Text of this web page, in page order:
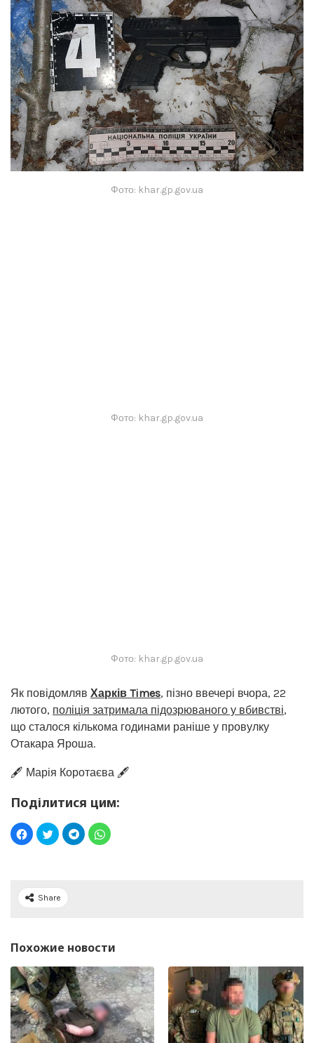
Фото: khar.gp.gov.ua
Фото: khar.gp.gov.ua
Фото: khar.gp.gov.ua
Як повідомляв Харків Times, пізно ввечері вчора, 22
лютого, поліція затримала підозрюваного у вбивстві,
що сталося кількома годинами раніше у провулку
Отакара Яроша.
🖋️ Марія Коротаєва 🖋️
Поділитися цим:
Share
Похожие новости